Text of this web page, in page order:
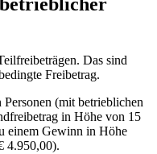
Das sind
Freibetrag.
(mit betrieblichen
in Höhe von 15
einem Gewinn in Höhe
4.950,00).